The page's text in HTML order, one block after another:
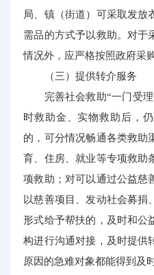
局、镇（街道）可采取发放
需品的方式予以救助。对于
情况外，应严格按照政府采
（三）提供转介服务
完善社会救助“一门受
时救助金、实物救助后，
的，可分情况畅通各类救助
育、住房、就业等专项救助
项救助；对可以通过公益慈
以慈善项目、发动社会募捐
形式给予帮扶的，及时和公
构进行沟通对接，及时提供
原因的急难对象都能得到及